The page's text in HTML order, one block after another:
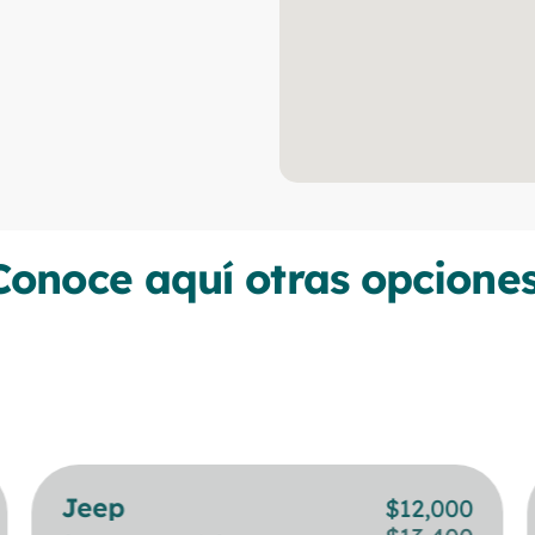
aquí otras
Jeep $12,000
BMW $24,000